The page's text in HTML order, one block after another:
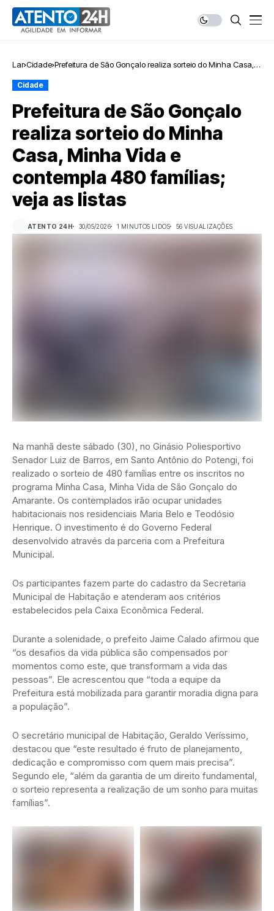
Lar Cidade Prefeitura de São Gonçalo realiza sorteio do Minha Casa,
Cidade
Prefeitura de São Gonçalo
realiza sorteio do Minha
Casa, Minha Vida e
contempla 480 famílias;
veja as listas
ATENTO 24H 30/05/2026 1 MINUTOS LIDOS 56 VISUALIZAÇÕES
Na manhã deste sábado (30), no Ginásio Poliesportivo
Senador Luiz de Barros, em Santo Antônio do Potengi, foi
realizado o sorteio de 480 famílias entre os inscritos no
programa Minha Casa, Minha Vida de São Gonçalo do
Amarante. Os contemplados irão ocupar unidades
habitacionais nos residenciais Maria Belo e Teodósio
Henrique. O investimento é do Governo Federal
desenvolvido através da parceria com a Prefeitura
Municipal.
Os participantes fazem parte do cadastro da Secretaria
Municipal de Habitação e atenderam aos critérios
estabelecidos pela Caixa Econômica Federal.
Durante a solenidade, o prefeito Jaime Calado afirmou que
“os desafios da vida pública são compensados por
momentos como este, que transformam a vida das
pessoas”. Ele acrescentou que “toda a equipe da
Prefeitura está mobilizada para garantir moradia digna para
a população”.
O secretário municipal de Habitação, Geraldo Veríssimo,
destacou que “este resultado é fruto de planejamento,
dedicação e compromisso com quem mais precisa”.
Segundo ele, “além da garantia de um direito fundamental,
o sorteio representa a realização de um sonho para muitas
famílias”.